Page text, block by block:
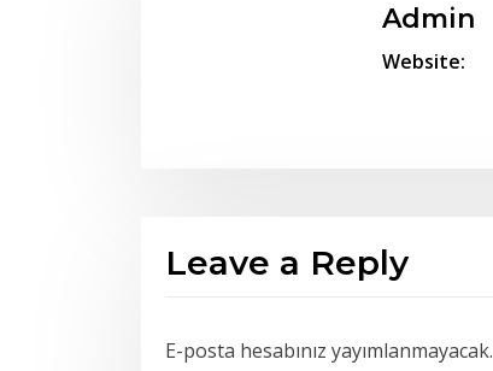
Admin
Website:
Leave a Reply
E-posta hesabınız yayımlanmayacak.